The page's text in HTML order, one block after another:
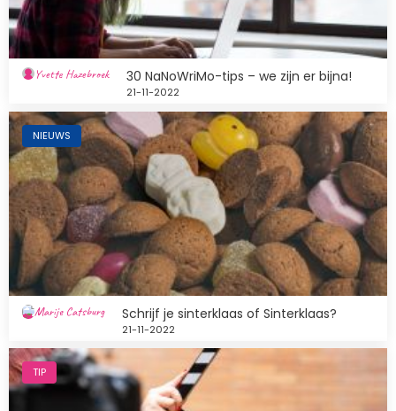
30 NaNoWriMo-tips – we zijn er bijna!
Yvette Hazebroek
21-11-2022
NIEUWS
Afbeelding
Schrijf je sinterklaas of Sinterklaas?
Marije Catsburg
21-11-2022
TIP
Afbeelding